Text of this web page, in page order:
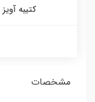
کتیبه
مشخصات